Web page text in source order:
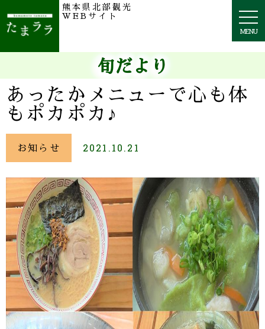
MENU
熊本県北部観光
WEBサイト
旬だより
あったかメニューで心も体
もポカポカ♪
お知らせ 2021.10.21